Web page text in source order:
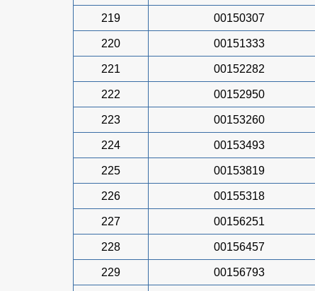
219 00150307
220 00151333
221 00152282
222 00152950
223 00153260
224 00153493
225 00153819
226 00155318
227 00156251
228 00156457
229 00156793